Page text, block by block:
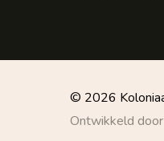
© 2026
Ontwikkeld